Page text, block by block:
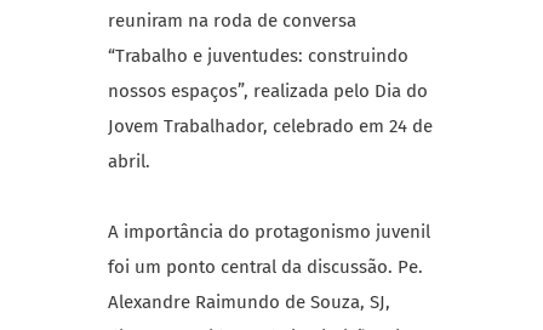
reuniram na roda de conversa
“Trabalho e juventudes: construindo
nossos espaços”, realizada pelo Dia do
Jovem Trabalhador, celebrado em 24 de
abril.
A importância do protagonismo juvenil
foi um ponto central da discussão. Pe.
Alexandre Raimundo de Souza, SJ,